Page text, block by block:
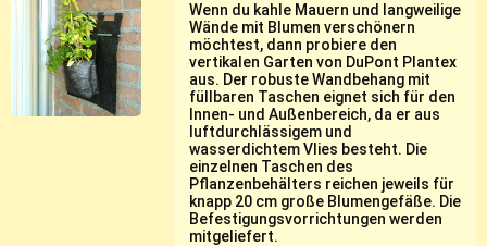
Wenn du kahle Mauern und langweilige
Wände mit Blumen verschönern
möchtest, dann probiere den
vertikalen Garten von DuPont Plantex
aus. Der robuste Wandbehang mit
füllbaren Taschen eignet sich für den
Innen- und Außenbereich, da er aus
luftdurchlässigem und
wasserdichtem Vlies besteht. Die
einzelnen Taschen des
Pflanzenbehälters reichen jeweils für
knapp 20 cm große Blumengefäße. Die
Befestigungsvorrichtungen werden
mitgeliefert.